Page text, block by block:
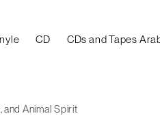
CD CDs and Tapes
and Animal Spirit